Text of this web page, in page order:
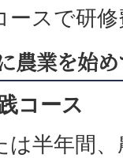
ースで研
農業を始
コース
は半年間